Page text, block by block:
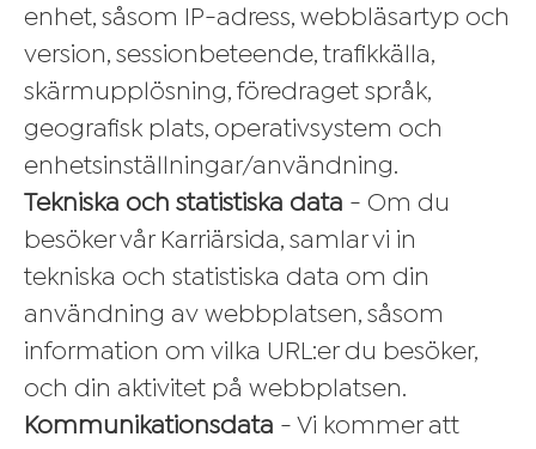
enhet, såsom IP-adress, webbläsartyp och
version, sessionbeteende, trafikkälla,
skärmupplösning, föredraget språk,
geografisk plats, operativsystem och
enhetsinställningar/användning.
Tekniska och statistiska data - Om du
besöker vår Karriärsida, samlar vi in
tekniska och statistiska data om din
användning av webbplatsen, såsom
information om vilka URL:er du besöker,
och din aktivitet på webbplatsen.
Kommunikationsdata - Vi kommer att